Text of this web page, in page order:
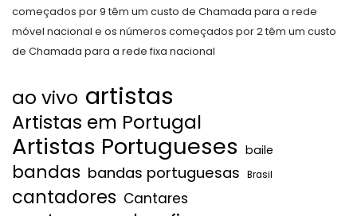
começados por 9 têm um custo de Chamada para a rede
móvel nacional e os números começados por 2 têm um custo
de Chamada para a rede fixa nacional
ao vivo artistas
Artistas em Portugal
Artistas Portugueses baile
bandas bandas portuguesas Brasil
cantadores Cantares